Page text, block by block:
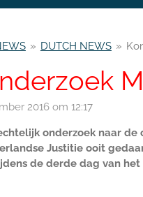
» DUTCH NEWS »
2016 om 12:17
onderzoek naar de
Justitie ooit
de derde dag van het